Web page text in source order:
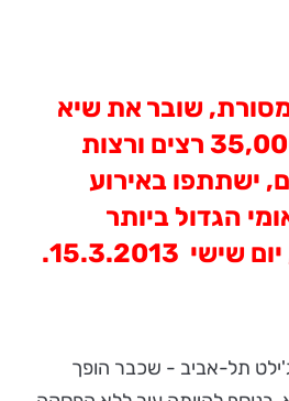
שובר את שיא
כל הזמנים: כ- 35,000 רצים ורצות
ישתתפו באירוע
הגדול ביותר
15.3.2013.
תל-אביב - שכבר הופך